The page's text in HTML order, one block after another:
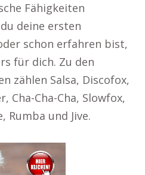
Fähigkeiten
deine ersten
schon erfahren bist,
für dich. Zu den
zählen Salsa, Discofox,
Cha-Cha-Cha, Slowfox,
Rumba und Jive.